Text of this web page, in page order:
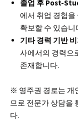
졸업 후 Post-
에서 취업 경험을
확보할 수 있습니
기타 경력 기반
사에서의 경력으
존재합니다.
※ 영주권 경로는 개
므로 전문가 상담을
다.